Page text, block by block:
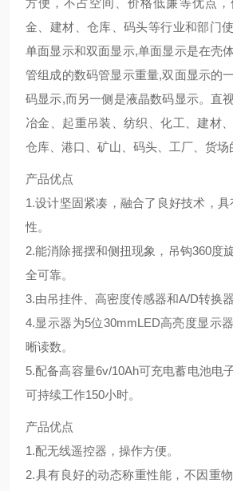
方便，不占空间、价格低廉等优点
金、建材、仓库、码头等行业和部门
单面显示和双面显示,单面显示是在壳
管组成的数码管显示重量,双面显示的
码显示,而另一侧是液晶数码显示。直
冶金、起重吊装、纺织、化工、建材
仓库、港口、矿山、码头、工厂、货场
产品优点
1.设计坚固紧凑，融合了良好技术，
性。
2.能消除摇摆和侧扭现象，吊钩360度
全可靠。
3.由吊挂件、高密度传感器和A/D转换
4.显示器为5位30mmLED高亮度显示
晰读数。
5.配备高容量6v/10Ah可充电蓄电池电
可持续工作150小时。
产品优点
1.配无线遥控器，操作方便。
2.具有良好的动态称重性能，不因重